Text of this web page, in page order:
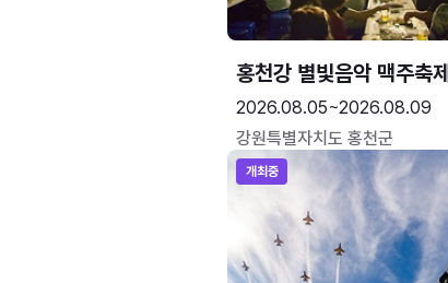
홍천강 별빛음악 맥주축제
2026.08.05~2026.08.09
강원특별자치도 홍천군
개최중